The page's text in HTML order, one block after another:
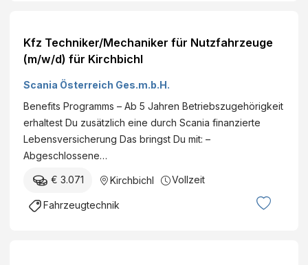
Kfz Techniker/Mechaniker für Nutzfahrzeuge
(m/w/d) für Kirchbichl
Scania Österreich Ges.m.b.H.
Benefits Programms – Ab 5 Jahren Betriebszugehörigkeit
erhaltest Du zusätzlich eine durch Scania finanzierte
Lebensversicherung Das bringst Du mit: –
Abgeschlossene…
€ 3.071 Kirchbichl Vollzeit
Fahrzeugtechnik